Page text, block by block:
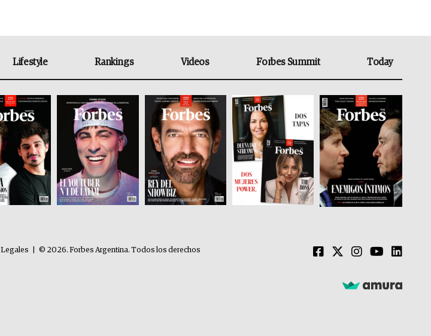
Lifestyle Rankings Videos Forbes Summit Today
Legales
© 2026. Forbes Argentina. Todos los derechos